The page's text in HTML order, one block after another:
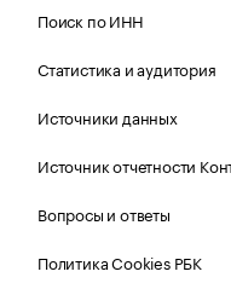
Поиск по ИНН
Статистика и аудитория
Источники данных
Источник отчетности
Вопросы и ответы
Политика Cookies РБК